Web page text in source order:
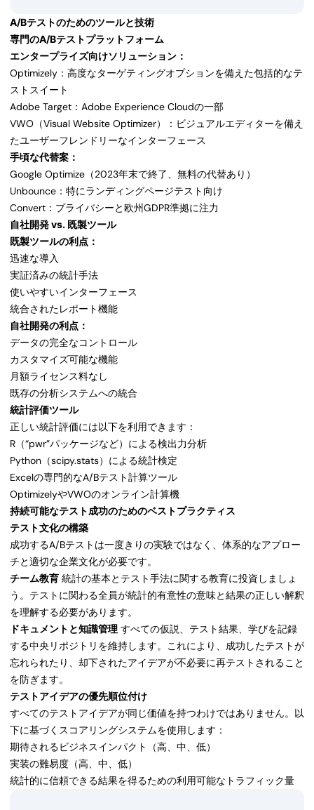
A/Bテストのためのツールと技術
専門のA/Bテストプラットフォーム
エンタープライズ向けソリューション：
Optimizely：高度なターゲティングオプションを備えた包括的なテ
ストスイート
Adobe Target：Adobe Experience Cloudの一部
VWO（Visual Website Optimizer）：ビジュアルエディターを備え
たユーザーフレンドリーなインターフェース
手頃な代替案：
Google Optimize（2023年末で終了、無料の代替あり）
Unbounce：特にランディングページテスト向け
Convert：プライバシーと欧州GDPR準拠に注力
自社開発 vs. 既製ツール
既製ツールの利点：
迅速な導入
実証済みの統計手法
使いやすいインターフェース
統合されたレポート機能
自社開発の利点：
データの完全なコントロール
カスタマイズ可能な機能
月額ライセンス料なし
既存の分析システムへの統合
統計評価ツール
正しい統計評価には以下を利用できます：
R（“pwr”パッケージなど）による検出力分析
Python（scipy.stats）による統計検定
Excelの専門的なA/Bテスト計算ツール
OptimizelyやVWOのオンライン計算機
持続可能なテスト成功のためのベストプラクティス
テスト文化の構築
成功するA/Bテストは一度きりの実験ではなく、体系的なアプロー
チと適切な企業文化が必要です。
チーム教育 統計の基本とテスト手法に関する教育に投資しましょ
う。テストに関わる全員が統計的有意性の意味と結果の正しい解釈
を理解する必要があります。
ドキュメントと知識管理 すべての仮説、テスト結果、学びを記録
する中央リポジトリを維持します。これにより、成功したテストが
忘れられたり、却下されたアイデアが不必要に再テストされること
を防ぎます。
テストアイデアの優先順位付け
すべてのテストアイデアが同じ価値を持つわけではありません。以
下に基づくスコアリングシステムを使用します：
期待されるビジネスインパクト（高、中、低）
実装の難易度（高、中、低）
統計的に信頼できる結果を得るための利用可能なトラフィック量